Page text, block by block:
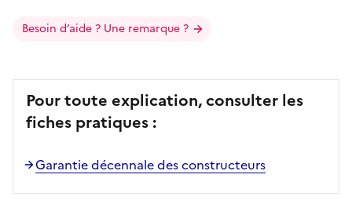
Besoin d’aide ? Une remarque ?
Pour toute explication, consulter les
fiches pratiques :
Garantie décennale des constructeurs